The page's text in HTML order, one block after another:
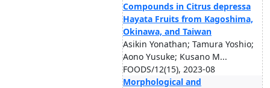
Compounds in Citrus depressa
Hayata Fruits from Kagoshima,
Okinawa, and Taiwan
Asikin Yonathan; Tamura Yoshio;
Aono Yusuke; Kusano M...
FOODS/12(15), 2023-08
Morphological and